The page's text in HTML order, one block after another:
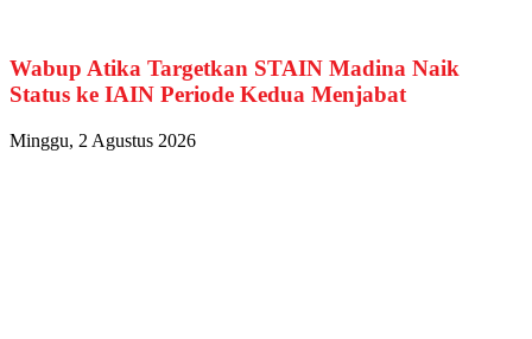
Wabup Atika Targetkan STAIN Madina Naik
Status ke IAIN Periode Kedua Menjabat
Minggu, 2 Agustus 2026